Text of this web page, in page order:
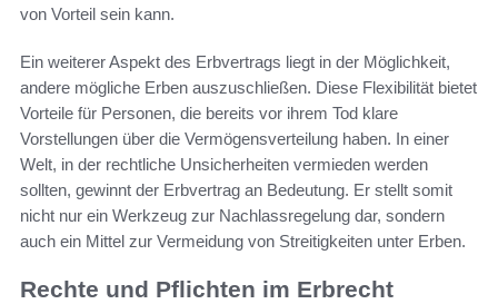
von Vorteil sein kann.
Ein weiterer Aspekt des Erbvertrags liegt in der Möglichkeit,
andere mögliche Erben auszuschließen. Diese Flexibilität bietet
Vorteile für Personen, die bereits vor ihrem Tod klare
Vorstellungen über die Vermögensverteilung haben. In einer
Welt, in der rechtliche Unsicherheiten vermieden werden
sollten, gewinnt der Erbvertrag an Bedeutung. Er stellt somit
nicht nur ein Werkzeug zur Nachlassregelung dar, sondern
auch ein Mittel zur Vermeidung von Streitigkeiten unter Erben.
Rechte und Pflichten im Erbrecht